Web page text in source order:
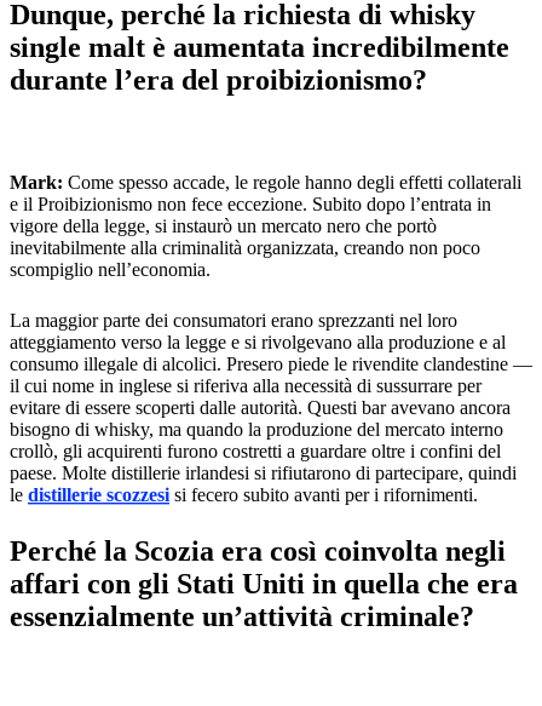
Dunque, perché la richiesta di whisky
single malt è aumentata incredibilmente
durante l’era del proibizionismo?
Mark: Come spesso accade, le regole hanno degli effetti collaterali
e il Proibizionismo non fece eccezione. Subito dopo l’entrata in
vigore della legge, si instaurò un mercato nero che portò
inevitabilmente alla criminalità organizzata, creando non poco
scompiglio nell’economia.
La maggior parte dei consumatori erano sprezzanti nel loro
atteggiamento verso la legge e si rivolgevano alla produzione e al
consumo illegale di alcolici. Presero piede le rivendite clandestine —
il cui nome in inglese si riferiva alla necessità di sussurrare per
evitare di essere scoperti dalle autorità. Questi bar avevano ancora
bisogno di whisky, ma quando la produzione del mercato interno
crollò, gli acquirenti furono costretti a guardare oltre i confini del
paese. Molte distillerie irlandesi si rifiutarono di partecipare, quindi
le distillerie scozzesi si fecero subito avanti per i rifornimenti.
Perché la Scozia era così coinvolta negli
affari con gli Stati Uniti in quella che era
essenzialmente un’attività criminale?